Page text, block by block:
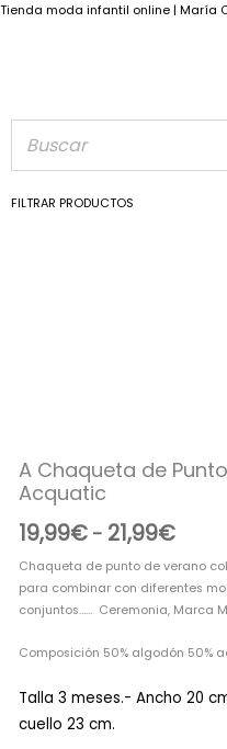
Tienda moda infantil online | María
FILTRAR PRODUCTOS
A Chaqueta de
Acquatic
19,99€ - 21,99€
19,99€
21,99€
Chaqueta de punto de verano
para combinar con diferentes
conjuntos…… Ceremonia, Marca
Composición 50% algodón 50%
Talla 3 meses.- Ancho 20
cuello 23 cm.
Acquatic
cantidad